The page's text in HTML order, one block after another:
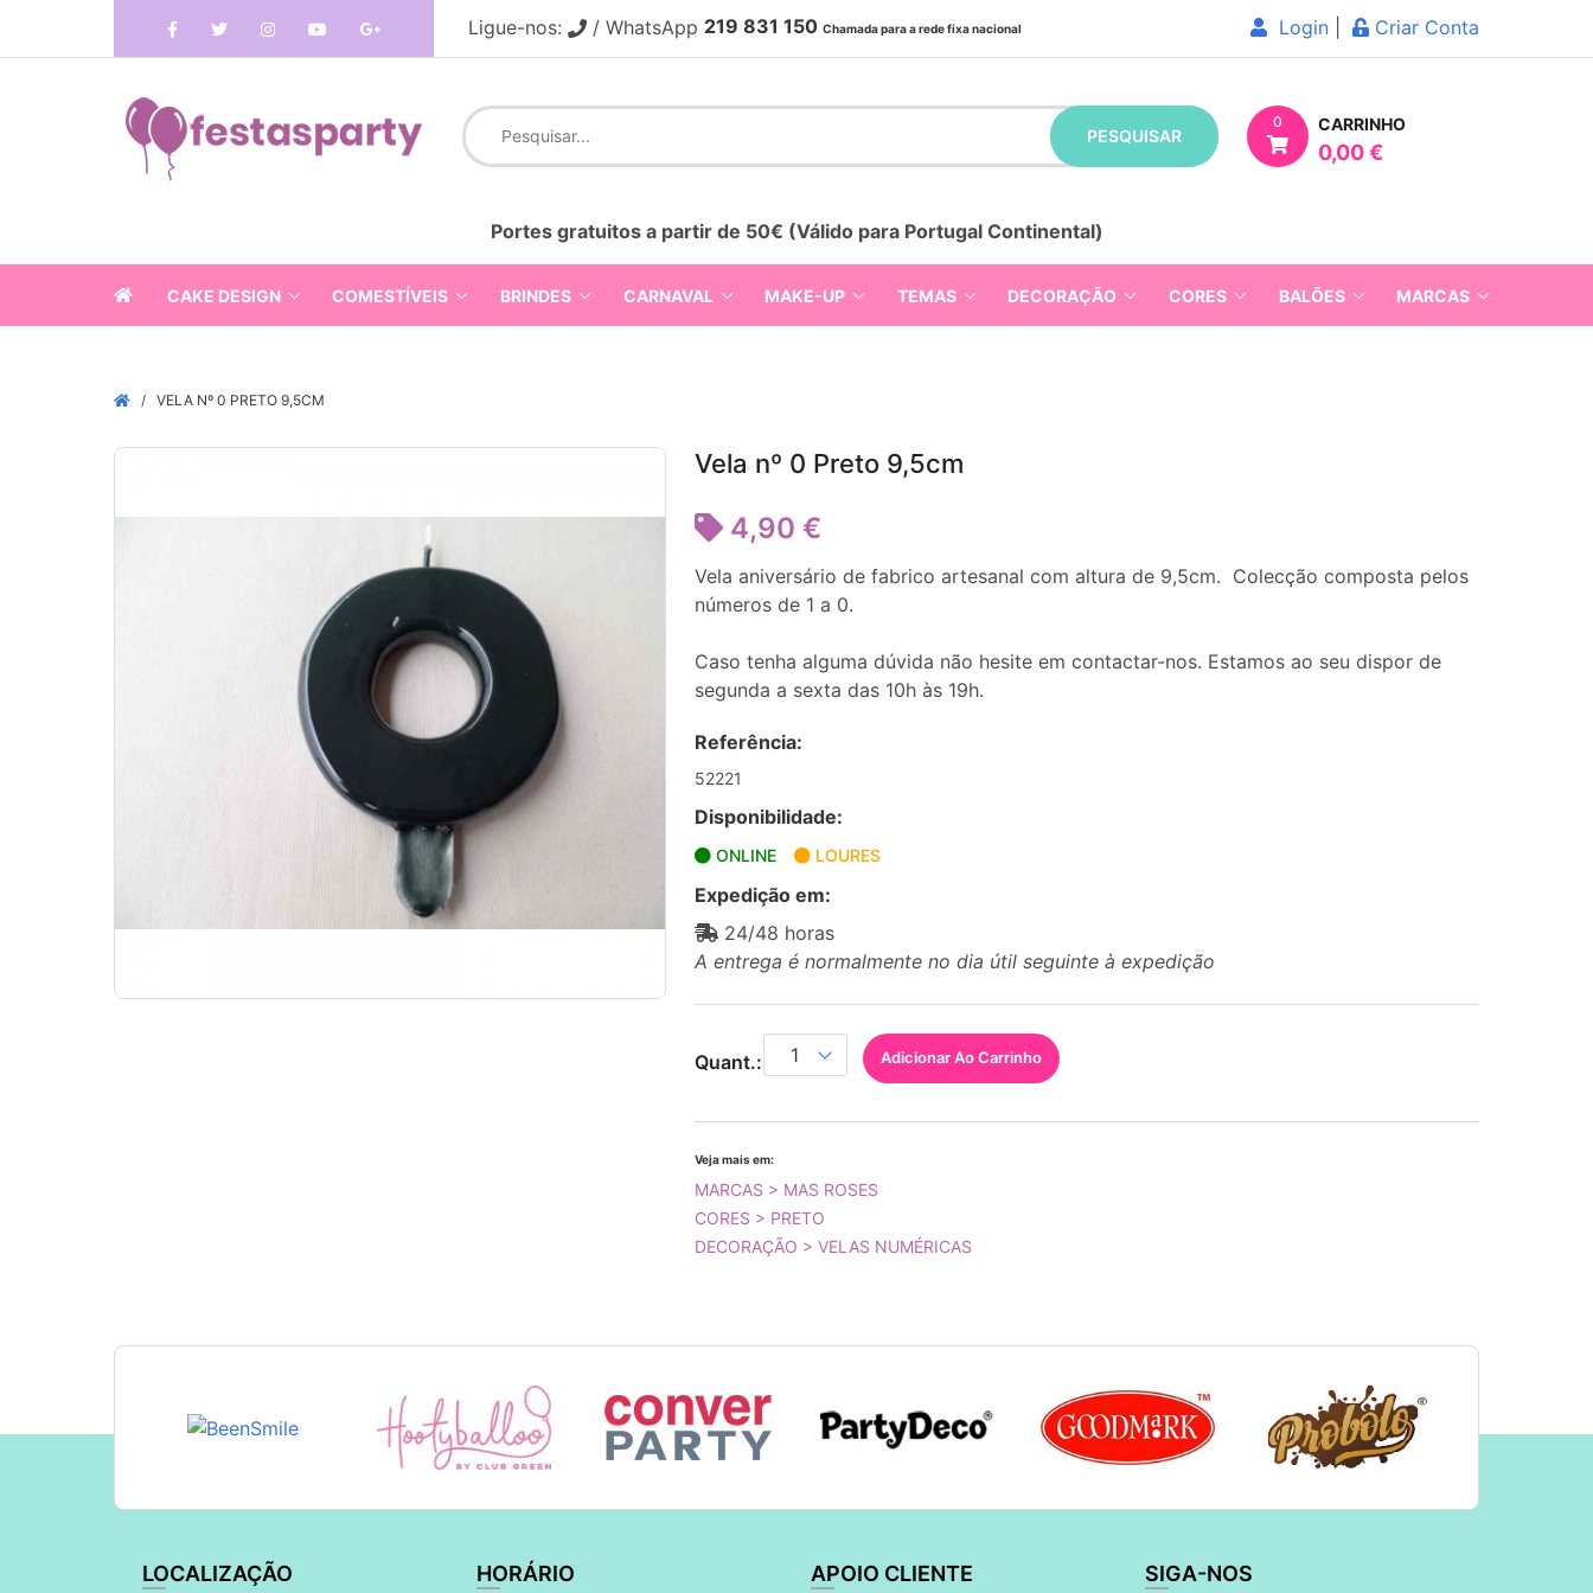
Ligue-nos: / WhatsApp 219 831 150 Chamada para a rede fixa nacional Login Criar Conta
PESQUISAR
0 CARRINHO
0,00 €
Portes gratuitos a partir de 50€ (Válido para Portugal Continental)
CAKE DESIGN COMESTÍVEIS BRINDES CARNAVAL MAKE-UP TEMAS DECORAÇÃO CORES BALÕES MARCAS
VELA Nº 0 PRETO 9,5CM
Vela nº 0 Preto 9,5cm
4,90 €
Vela aniversário de fabrico artesanal com altura de 9,5cm. Colecção composta pelos
números de 1 a 0.
Caso tenha alguma dúvida não hesite em contactar-nos. Estamos ao seu dispor de
segunda a sexta das 10h às 19h.
Referência:
52221
Disponibilidade:
ONLINE LOURES
Expedição em:
24/48 horas
A entrega é normalmente no dia útil seguinte à expedição
Quant.: Adicionar Ao Carrinho
Veja mais em:
MARCAS > MAS ROSES
CORES > PRETO
DECORAÇÃO > VELAS NUMÉRICAS
LOCALIZAÇÃO HORÁRIO APOIO CLIENTE SIGA-NOS